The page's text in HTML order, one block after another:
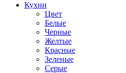
Кухни
Цвет
Белые
Черные
Желтые
Красные
Зеленые
Серые